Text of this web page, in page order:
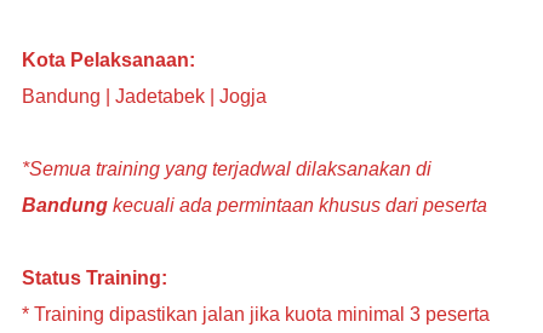
Kota Pelaksanaan:
Bandung | Jadetabek | Jogja
*Semua training yang terjadwal dilaksanakan di
Bandung kecuali ada permintaan khusus dari peserta
Status Training:
* Training dipastikan jalan jika kuota minimal 3 peserta